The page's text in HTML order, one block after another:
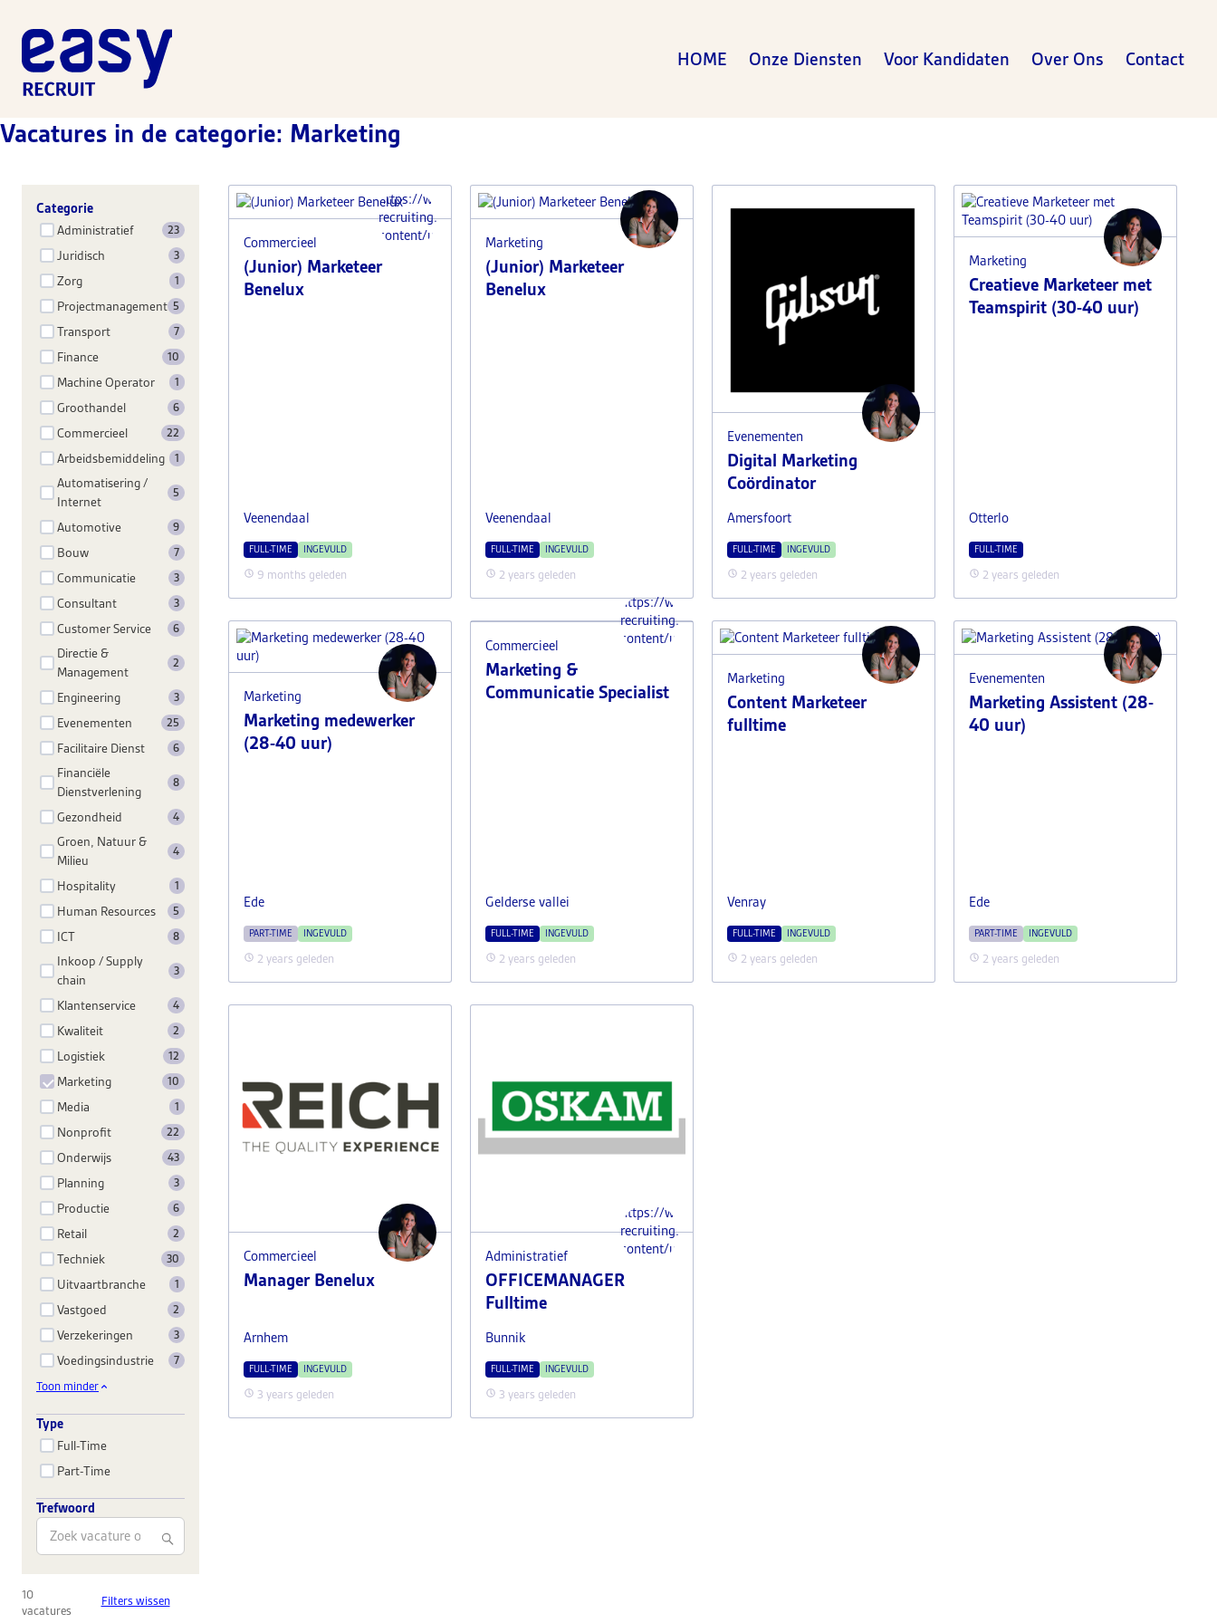
HOME Onze Diensten Voor Kandidaten Over Ons Contact
Vacatures in de categorie: Marketing
Categorie
Administratief 23
Juridisch 3
Zorg 1
Projectmanagement 5
Transport 7
Finance 10
Machine Operator 1
Groothandel 6
Commercieel 22
Arbeidsbemiddeling 1
Automatisering /
Internet
5
Automotive 9
Bouw 7
Communicatie 3
Consultant 3
Customer Service 6
Directie &
Management
2
Engineering 3
Evenementen 25
Facilitaire Dienst 6
Financiële
Dienstverlening
8
Gezondheid 4
Groen, Natuur &
Milieu
4
Hospitality 1
Human Resources 5
ICT 8
Inkoop / Supply
chain
3
Klantenservice 4
Kwaliteit 2
Logistiek 12
Marketing 10
Media 1
Nonprofit 22
Onderwijs 43
Planning 3
Productie 6
Retail 2
Techniek 30
Uitvaartbranche 1
Vastgoed 2
Verzekeringen 3
Voedingsindustrie
7
Toon minder
Type
Full-Time
Part-Time
Trefwoord
10
vacatures
Filters wissen
https://www.i-
recruiting.nl/wp-
content/uploads/2025/04/Justinewebsite.jpg
Commercieel
(Junior) Marketeer
Benelux
Veenendaal
FULL-TIME INGEVULD
9 months geleden
Marketing
(Junior) Marketeer
Benelux
Veenendaal
FULL-TIME INGEVULD
2 years geleden
Evenementen
Digital Marketing
Coördinator
Amersfoort
FULL-TIME INGEVULD
2 years geleden
Marketing
Creatieve Marketeer met
Teamspirit (30-40 uur)
Otterlo
FULL-TIME
2 years geleden
Marketing
Marketing medewerker
(28-40 uur)
Ede
PART-TIME INGEVULD
2 years geleden
https://www.i-
recruiting.nl/wp-
content/uploads/2025/04/Justinewebsite.jpg
Commercieel
Marketing &
Communicatie Specialist
Gelderse vallei
FULL-TIME INGEVULD
2 years geleden
Marketing
Content Marketeer
fulltime
Venray
FULL-TIME INGEVULD
2 years geleden
Evenementen
Marketing Assistent (28-
40 uur)
Ede
PART-TIME INGEVULD
2 years geleden
Commercieel
Manager Benelux
Arnhem
FULL-TIME INGEVULD
3 years geleden
https://www.i-
recruiting.nl/wp-
content/uploads/2025/04/Justinewebsite.jpg
Administratief
OFFICEMANAGER
Fulltime
Bunnik
FULL-TIME INGEVULD
3 years geleden